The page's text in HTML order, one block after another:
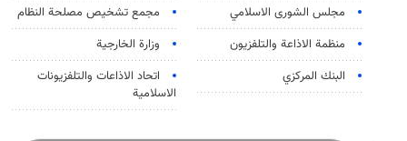
مجلس الشورى الاسلامي
مجمع تشخيص مصلحة النظام
منظمة الاذاعة والتلفزیون
وزارة الخارجية
البنك المركزي
اتحاد الاذاعات والتلفزيونات
الاسلامية